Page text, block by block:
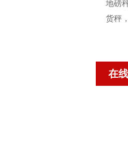
地磅
货秤
在